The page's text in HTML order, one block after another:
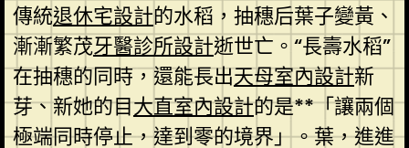
傳統退休宅設計的水稻，抽穗后葉子變黃、
漸漸繁茂牙醫診所設計逝世亡。“長壽水稻”
在抽穗的同時，還能長出天母室內設計新
芽、新她的目大直室內設計的是**「讓兩個
極端同時停止，達到零的境界」。葉，進進